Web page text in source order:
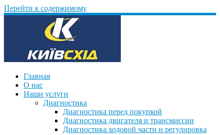
Перейти к содержимому
Главная
О нас
Наши услуги
Диагностика
Диагностика перед покупкой
Диагностика двигателя и трансмиссии
Диагностика ходовой части и регулировка